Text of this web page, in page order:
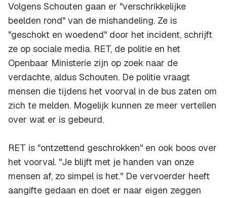
Volgens Schouten gaan er "verschrikkelijke
beelden rond" van de mishandeling. Ze is
"geschokt en woedend" door het incident, schrijft
ze op sociale media. RET, de politie en het
Openbaar Ministerie zijn op zoek naar de
verdachte, aldus Schouten. De politie vraagt
mensen die tijdens het voorval in de bus zaten om
zich te melden. Mogelijk kunnen ze meer vertellen
over wat er is gebeurd.
RET is "ontzettend geschrokken" en ook boos over
het voorval. "Je blijft met je handen van onze
mensen af, zo simpel is het." De vervoerder heeft
aangifte gedaan en doet er naar eigen zeggen